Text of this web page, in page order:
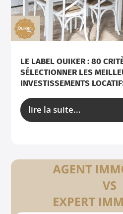
LE LABEL OUIKER : 80
SÉLECTIONNER LES
INVESTISSEMENTS
lire la suite...